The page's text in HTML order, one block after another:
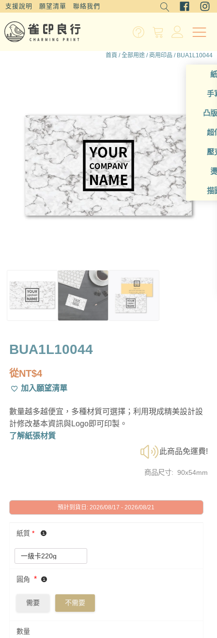
支援說明 願望清單 聯絡我們
手
凸
超
壓
描
首頁 /全部用途 / 商用印品 / BUA1L10044
BUA1L10044
從NT$4
加入願望清單
數量越多越便宜，多種材質可選擇；利用現成精美設計設
計修改基本資訊與Logo即可印製。
了解紙張材質
此商品免運費!
商品尺寸: 90x54mm
預計到貨日: 2026/08/17 - 2026/08/21
紙質 *
圓角 *
需要 不需要
數量